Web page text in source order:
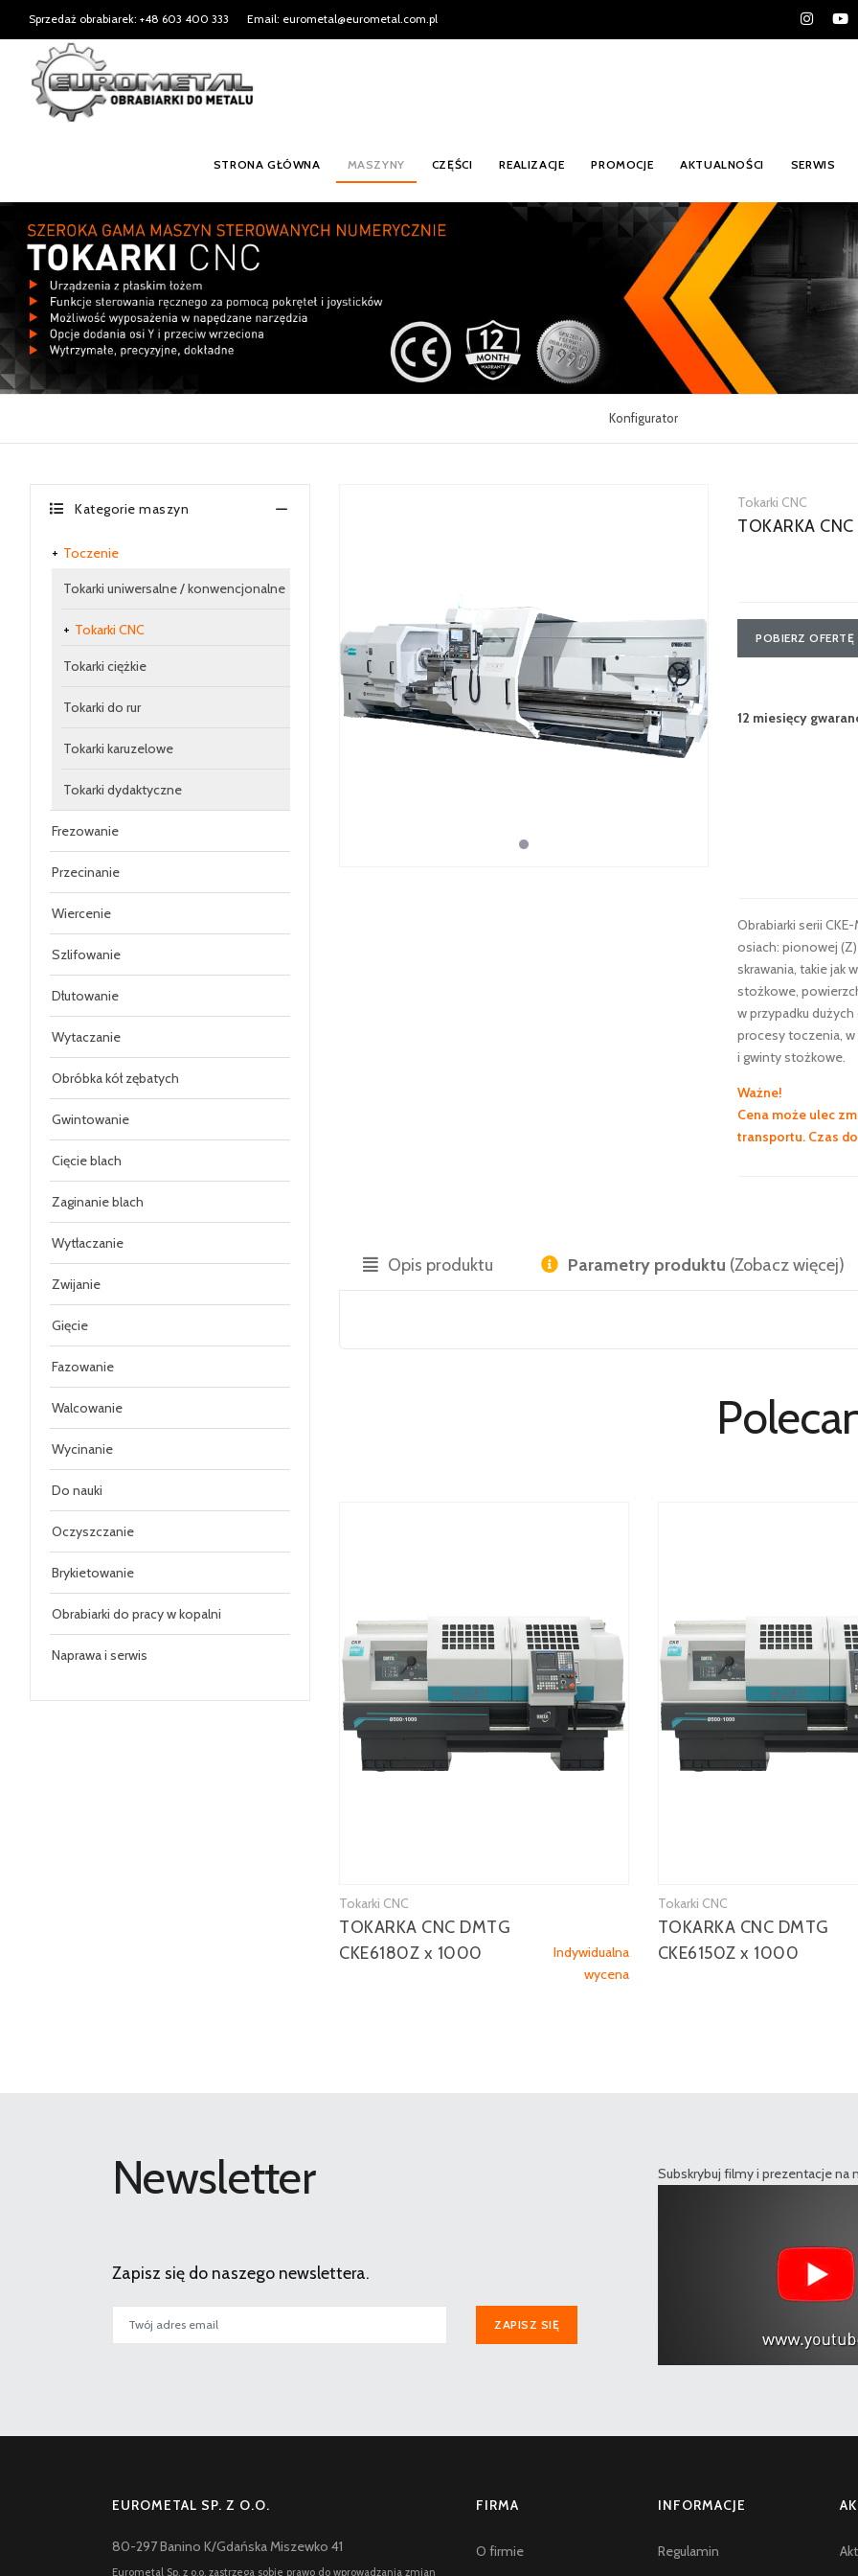
Sprzedaż obrabiarek: +48 603 400 333 Email: eurometal@eurometal.com.pl
STRONA GŁÓWNA MASZYNY CZĘŚCI REALIZACJE PROMOCJE AKTUALNOŚCI SERWIS
Konfigurator
Kategorie maszyn
Toczenie
Tokarki uniwersalne / konwencjonalne
Tokarki CNC
Tokarki ciężkie
Tokarki do rur
Tokarki karuzelowe
Tokarki dydaktyczne
Frezowanie
Przecinanie
Wiercenie
Szlifowanie
Dłutowanie
Wytaczanie
Obróbka kół zębatych
Gwintowanie
Cięcie blach
Zaginanie blach
Wytłaczanie
Zwijanie
Gięcie
Fazowanie
Walcowanie
Wycinanie
Do nauki
Oczyszczanie
Brykietowanie
Obrabiarki do pracy w kopalni
Naprawa i serwis
Tokarki CNC
TOKARKA
POBIERZ OFERTĘ
12 miesięcy
Obrabiarki serii
osiach: pionowej
skrawania, takie jak
stożkowe,
w przypadku
procesy toczenia,
i gwinty stożkowe.
Ważne!
Cena może ulec
transportu. Czas
Opis produktu Parametry produktu (Zobacz więcej)
Tokarki CNC
TOKARKA CNC DMTG
CKE6180Z x 1000
Indywidualna
wycena
Tokarki CNC
TOKARKA CNC DMTG
CKE6150Z x 1000
Newsletter
Zapisz się do naszego newslettera.
ZAPISZ SIĘ
Subskrybuj filmy i prezentacje na
EUROMETAL SP. Z O.O.
80-297 Banino K/Gdańska Miszewko 41
Eurometal Sp. z o.o. zastrzega sobie prawo do wprowadzania zmian
FIRMA
O firmie
INFORMACJE
Regulamin